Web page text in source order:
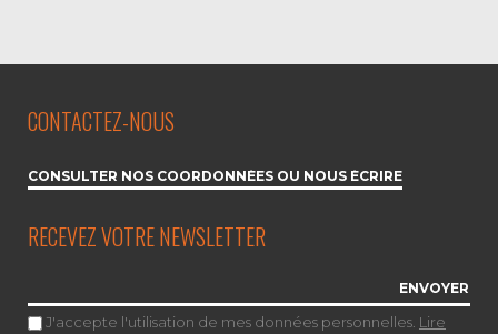
CONTACTEZ-NOUS
CONSULTER NOS COORDONNÉES OU NOUS ÉCRIRE
RECEVEZ VOTRE NEWSLETTER
J'accepte l'utilisation de mes données personnelles. Lire